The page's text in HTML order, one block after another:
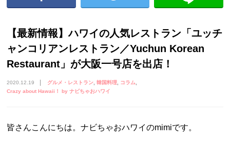
【最新情報】ハワイの人気レストラン「ユッチ
ャンコリアンレストラン／Yuchun Korean
Restaurant」が大阪一号店を出店！
2020.12.19 グルメ・レストラン 韓国料理
コラム
Crazy about Hawaii！ by ナビちゃおハワイ
皆さんこんにちは。ナビちゃおハワイのmimiです。